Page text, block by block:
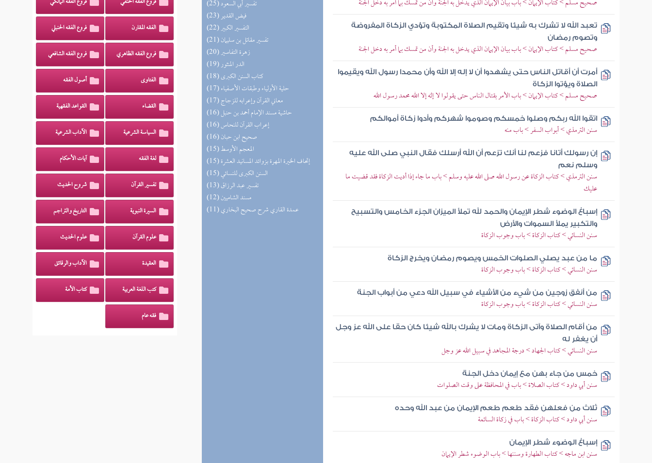
(25) تفسير أبي السعود
(23) فيض القدير
(22) التفسير الكبير
(21) تفسير مقاتل بن سليمان
(20) زهرة التفاسير
(19) الدر المنثور
(18) كتاب السنن الكبرى
(17) حلية الأولياء وطبقات الأصفياء
(17) معاني القرآن وإعرابه للزجاج
(16) حاشية مسند الإمام أحمد بن حنبل
(16) إعراب القرآن للنحاس
(16) صحيح ابن حبان
(15) المعجم الأوسط
(15) إتحاف الخيرة المهرة بزوائد المسانيد العشرة
(15) السنن الكبرى للنسائي
(13) تفسير عبد الرزاق
(12) مسند الشاميين
(11) عمدة القاري شرح صحيح البخاري
صحيح مسلم > كتاب الإيمان > باب بيان الإيمان الذي يدخل به الجنة وأن من تمسك بما أمر به دخل الجنة
تعبد الله لا تشرك به شيئا وتقيم الصلاة المكتوبة وتؤدي الزكاة المفروضة
وتصوم رمضان
صحيح مسلم > كتاب الإيمان > باب بيان الإيمان الذي يدخل به الجنة وأن من تمسك بما أمر به دخل الجنة
أمرت أن أقاتل الناس حتى يشهدوا أن لا إله إلا الله وأن محمدا رسول الله ويقيموا
الصلاة ويؤتوا الزكاة
صحيح مسلم > كتاب الإيمان > باب الأمر بقتال الناس حتى يقولوا لا إله إلا الله محمد رسول الله
اتقوا الله ربكم وصلوا خمسكم وصوموا شهركم وأدوا زكاة أموالكم
سنن الترمذي > أبواب السفر > باب منه
إن رسولك أتانا فزعم لنا أنك تزعم أن الله أرسلك فقال النبي صلى الله عليه
وسلم نعم
سنن الترمذي > كتاب الزكاة عن رسول الله صلى الله عليه وسلم > باب ما جاء إذا أديت الزكاة فقد قضيت ما
عليك
إسباغ الوضوء شطر الإيمان والحمد لله تملأ الميزان الجزء الخامس والتسبيح
والتكبير يملأ السموات والأرض
سنن النسائي > كتاب الزكاة > باب وجوب الزكاة
ما من عبد يصلي الصلوات الخمس ويصوم رمضان ويخرج الزكاة
سنن النسائي > كتاب الزكاة > باب وجوب الزكاة
من أنفق زوجين من شيء من الأشياء في سبيل الله دعي من أبواب الجنة
سنن النسائي > كتاب الزكاة > باب وجوب الزكاة
من أقام الصلاة وآتى الزكاة ومات لا يشرك بالله شيئا كان حقا على الله عز وجل
أن يغفر له
سنن النسائي > كتاب الجهاد > درجة المجاهد في سبيل الله عز وجل
خمس من جاء بهن مع إيمان دخل الجنة
سنن أبي داود > كتاب الصلاة > باب في المحافظة على وقت الصلوات
ثلاث من فعلهن فقد طعم طعم الإيمان من عبد الله وحده
سنن أبي داود > كتاب الزكاة > باب في زكاة السائمة
إسباغ الوضوء شطر الإيمان
سنن ابن ماجه > كتاب الطهارة وسننها > باب الوضوء شطر الإيمان
الفقه المقارن فروع الفقه الحنبلي
فروع الفقه الظاهري فروع الفقه الشافعي
الفتاوى أصول الفقه
القضاء القواعد الفقهية
السياسة الشرعية الآداب الشرعية
لغة الفقه آيات الأحكام
تفسير القرآن شروح الحديث
السيرة النبوية التاريخ والتراجم
علوم القرآن علوم الحديث
العقيدة الآداب والرقائق
كتب اللغة العربية كتاب الأمة
فقه عام